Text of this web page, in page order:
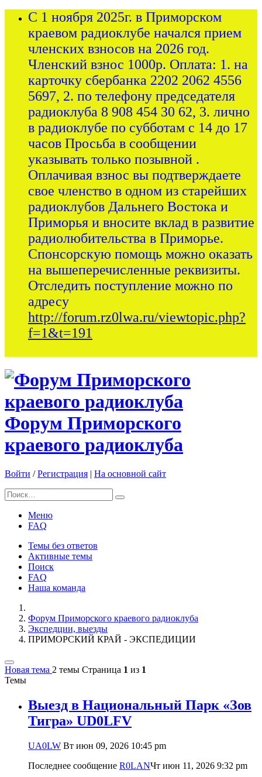
С 1 ноября 2025г. в Приморском
краевом радиоклубе начался прием
членских взносов на 2026 год.
Членский взнос 1000р. Оплата: 1. на
карточку сбербанка 2202 2062 4556
5697, 2. по телефону председателя
радиоклуба 8 908 454 30 62, 3. лично
в радиоклубе по субботам с 14 до 17
часов Просьба в сообщении
указывать только позывной .
Оплачивая взнос вы подтверждаете
свое членство в одном из старейших
радиоклубов Дальнего Востока и
Приморья и вносите вклад в развитие
радиолюбительства в Приморье.
Спонсорскую помощь можно оказать
на вышеперечисленные реквизиты.
Отследить поступление можно по
адресу
http://forum.rz0lwa.ru/viewtopic.php?
f=1&t=191
Форум Приморского
краевого радиоклуба
Войти /Регистрация | На основной сайт
Меню
FAQ
Темы без ответов
Активные темы
Поиск
FAQ
Наша команда
Форум Приморского краевого радиоклуба
Экспедции, выезды
ПРИМОРСКИЙ КРАЙ - ЭКСПЕДИЦИИ
Новая тема 2 темы Страница 1 из 1
Темы
Выезд в Национальный Парк «Зов
Тигра» UD0LFV
UA0LW Вт июн 09, 2026 10:45 pm
Последнее сообщение R0LANЧт июн 11, 2026 9:32 pm